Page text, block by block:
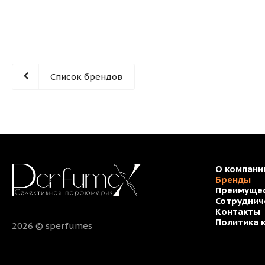
Список брендов
2026 © sperfumes
О
Бренды
Контакты
Политика